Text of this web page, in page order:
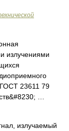
излучениями
ГОСТ 23611 79
…
излучаемый